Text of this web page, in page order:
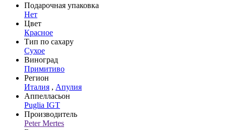
Подарочная упаковка
Нет
Цвет
Красное
Тип по сахару
Сухое
Виноград
Примитиво
Регион
Италия , Апулия
Аппелласьон
Puglia IGT
Производитель
Peter Mertes